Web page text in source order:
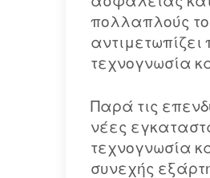
πολλαπλούς
τεχνογνωσία
Παρά τις
νέες
τεχνογνωσία
συνεχής